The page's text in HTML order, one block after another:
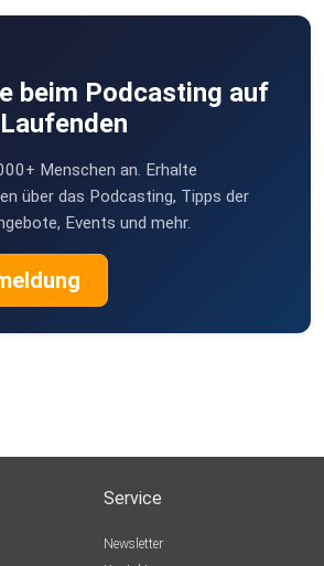
beim Podcasting auf
Menschen an. Erhalte
über das Podcasting, Tipps der
Events und mehr.
Service
Newsletter